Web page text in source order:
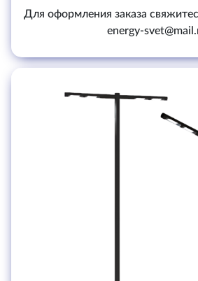
Для оформления заказа
energy-